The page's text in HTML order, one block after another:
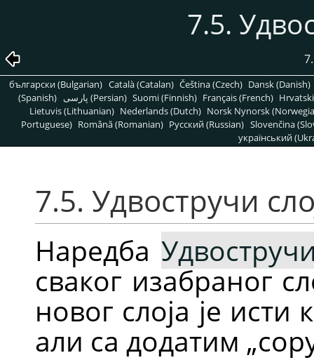
7.5.
български (Bulgarian) Català (Catalan) Čeština (Czech) Dansk (Danish)
(Spanish)
پارسی (Persian) Suomi (Finnish) Français (French)
Lietuvis (Lithuanian) Nederlands (Dutch) Norsk Nynorsk
Portuguese) Română (Romanian) Pусский (Russian) Slovenčina
український
7.5. Удвостручи
Наредба
сваког изабраног
новог слоја је исти
али са додатим „